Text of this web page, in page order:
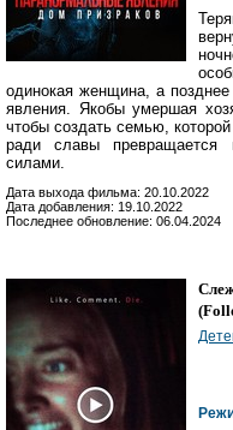
одинокая женщина, а
явления. Якобы умершая
чтобы создать семью,
ради славы превращается
силами.
Дата выхода фильма: 20.10.2022
Дата добавления: 19.10.2022
Последнее обновление: 06.04.2024
(